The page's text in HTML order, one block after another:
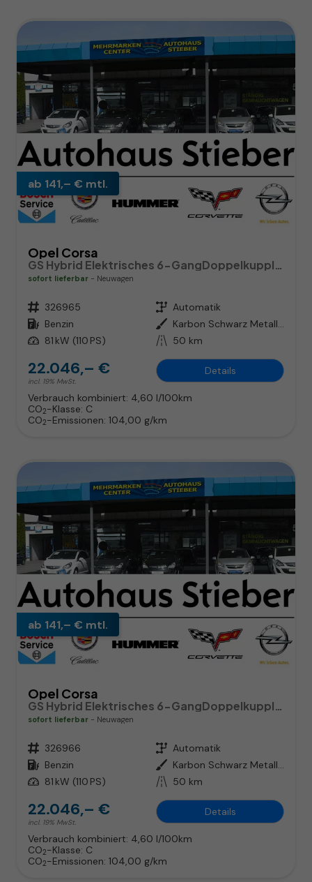
ab 141,– € mtl.
Opel Corsa
sofort lieferbar Neuwagen
Fahrzeugnr. 326965 Getriebe Automatik
Kraftstoff Benzin Außenfarbe
Karbon Schwarz Metallic
Leistung 81 kW (110 PS) Kilometerstand 50 km
22.046,– €
incl. 19% MwSt.
Details
Verbrauch kombiniert: 4,60 l/100km
CO2-Klasse: C
CO2-Emissionen: 104,00 g/km
ab 141,– € mtl.
Opel Corsa
sofort lieferbar Neuwagen
Fahrzeugnr. 326966 Getriebe Automatik
Kraftstoff Benzin Außenfarbe
Karbon Schwarz Metallic
Leistung 81 kW (110 PS) Kilometerstand 50 km
22.046,– €
incl. 19% MwSt.
Details
Verbrauch kombiniert: 4,60 l/100km
CO2-Klasse: C
CO2-Emissionen: 104,00 g/km